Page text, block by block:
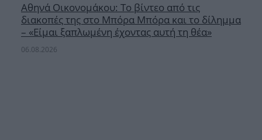
Αθηνά Οικονομάκου: Το βίντεο από τις
διακοπές της στο Μπόρα Μπόρα και το δίλημμα
– «Είμαι ξαπλωμένη έχοντας αυτή τη θέα»
06.08.2026